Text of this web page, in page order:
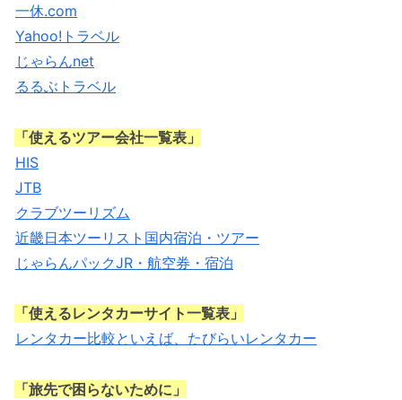
一休.com
Yahoo!トラベル
じゃらんnet
るるぶトラベル
「使えるツアー会社一覧表」
HIS
JTB
クラブツーリズム
近畿日本ツーリスト国内宿泊・ツアー
じゃらんパックJR・航空券・宿泊
「使えるレンタカーサイト一覧表」
レンタカー比較といえば、たびらいレンタカー
「旅先で困らないために」